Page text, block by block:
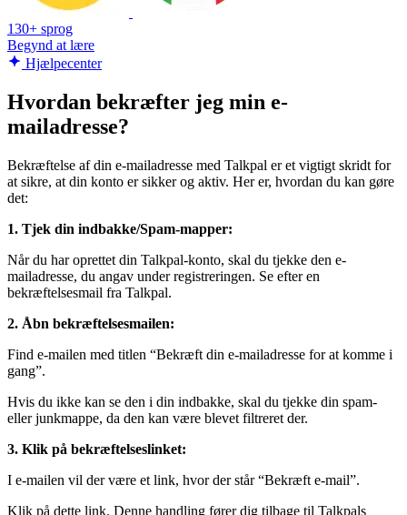
130+ sprog
Begynd at lære
Hjælpecenter
Hvordan bekræfter jeg min e-
mailadresse?
Bekræftelse af din e-mailadresse med Talkpal er et vigtigt skridt for
at sikre, at din konto er sikker og aktiv. Her er, hvordan du kan gøre
det:
1. Tjek din indbakke/Spam-mapper:
Når du har oprettet din Talkpal-konto, skal du tjekke den e-
mailadresse, du angav under registreringen. Se efter en
bekræftelsesmail fra Talkpal.
2. Åbn bekræftelsesmailen:
Find e-mailen med titlen “Bekræft din e-mailadresse for at komme i
gang”.
Hvis du ikke kan se den i din indbakke, skal du tjekke din spam-
eller junkmappe, da den kan være blevet filtreret der.
3. Klik på bekræftelseslinket:
I e-mailen vil der være et link, hvor der står “Bekræft e-mail”.
Klik på dette link. Denne handling fører dig tilbage til Talkpals